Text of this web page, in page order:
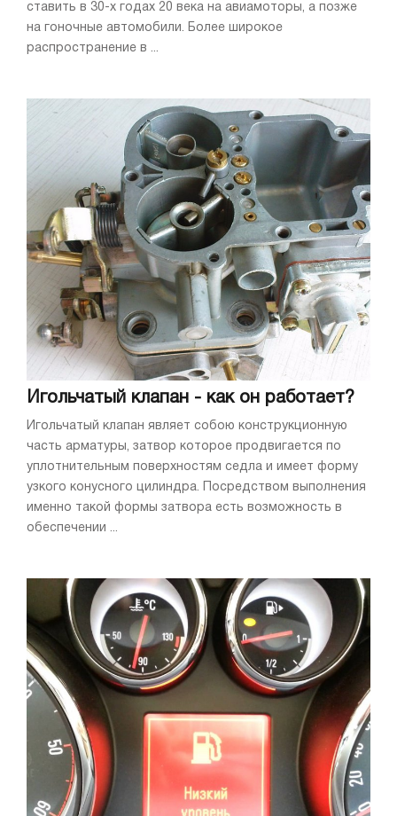
ставить в 30-х годах 20 века на авиамоторы, а позже
на гоночные автомобили. Более широкое
распространение в ...
Игольчатый клапан - как он работает?
Игольчатый клапан являет собою конструкционную
часть арматуры, затвор которое продвигается по
уплотнительным поверхностям седла и имеет форму
узкого конусного цилиндра. Посредством выполнения
именно такой формы затвора есть возможность в
обеспечении ...